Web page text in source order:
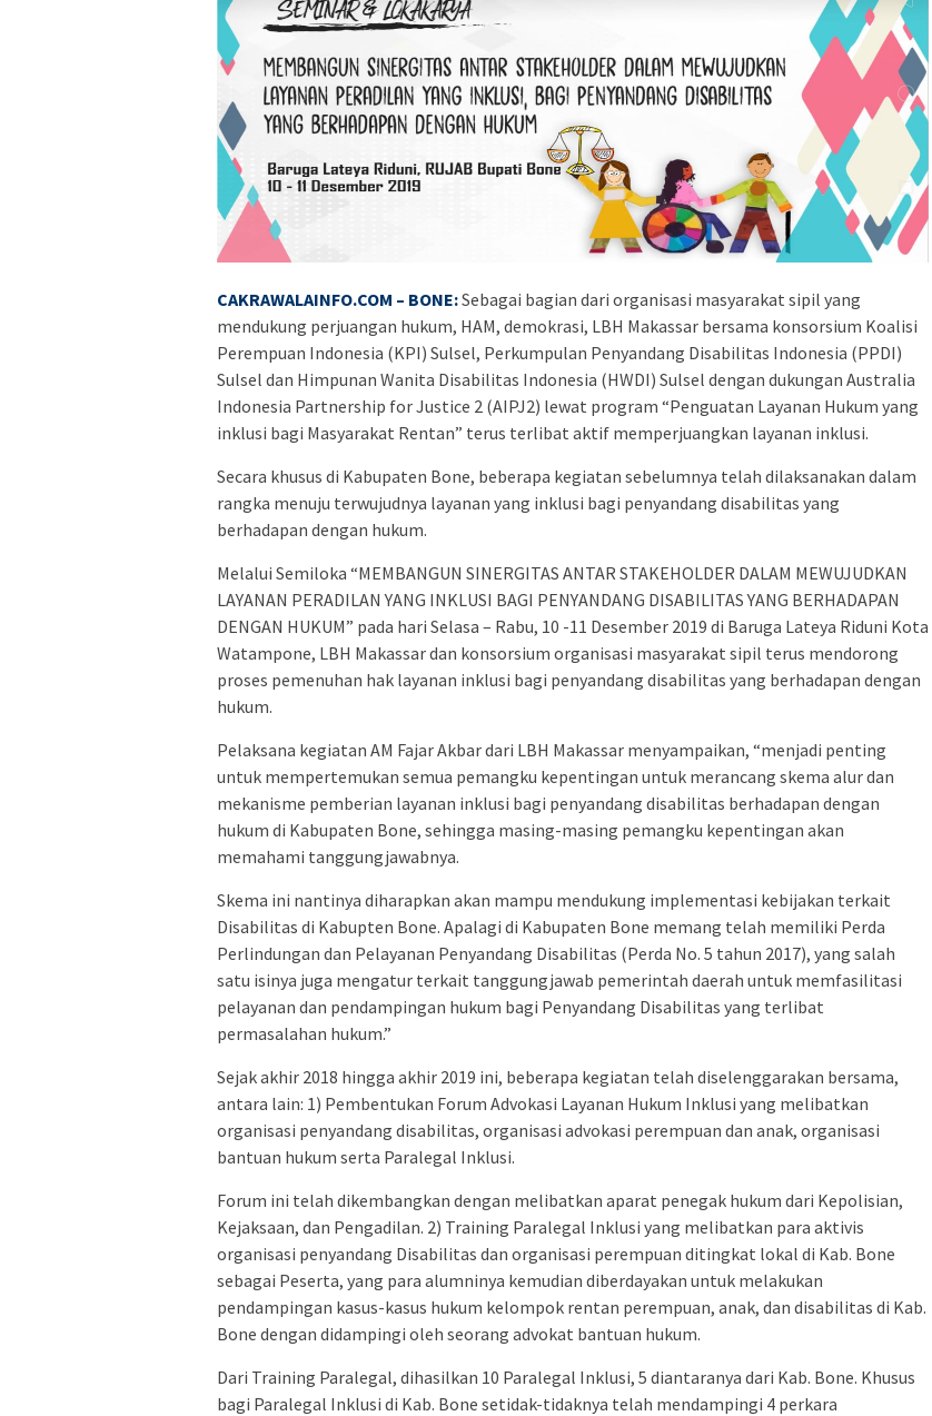
CAKRAWALAINFO.COM – BONE:Sebagai bagian dari organisasi masyarakat sipil yang
mendukung perjuangan hukum, HAM, demokrasi, LBH Makassar bersama konsorsium Koalisi
Perempuan Indonesia (KPI) Sulsel, Perkumpulan Penyandang Disabilitas Indonesia (PPDI)
Sulsel dan Himpunan Wanita Disabilitas Indonesia (HWDI) Sulsel dengan dukungan Australia
Indonesia Partnership for Justice 2 (AIPJ2) lewat program “Penguatan Layanan Hukum yang
inklusi bagi Masyarakat Rentan” terus terlibat aktif memperjuangkan layanan inklusi.
Secara khusus di Kabupaten Bone, beberapa kegiatan sebelumnya telah dilaksanakan dalam
rangka menuju terwujudnya layanan yang inklusi bagi penyandang disabilitas yang
berhadapan dengan hukum.
Melalui Semiloka “MEMBANGUN SINERGITAS ANTAR STAKEHOLDER DALAM MEWUJUDKAN
LAYANAN PERADILAN YANG INKLUSI BAGI PENYANDANG DISABILITAS YANG BERHADAPAN
DENGAN HUKUM” pada hari Selasa – Rabu, 10 -11 Desember 2019 di Baruga Lateya Riduni Kota
Watampone, LBH Makassar dan konsorsium organisasi masyarakat sipil terus mendorong
proses pemenuhan hak layanan inklusi bagi penyandang disabilitas yang berhadapan dengan
hukum.
Pelaksana kegiatan AM Fajar Akbar dari LBH Makassar menyampaikan, “menjadi penting
untuk mempertemukan semua pemangku kepentingan untuk merancang skema alur dan
mekanisme pemberian layanan inklusi bagi penyandang disabilitas berhadapan dengan
hukum di Kabupaten Bone, sehingga masing-masing pemangku kepentingan akan
memahami tanggungjawabnya.
Skema ini nantinya diharapkan akan mampu mendukung implementasi kebijakan terkait
Disabilitas di Kabupten Bone. Apalagi di Kabupaten Bone memang telah memiliki Perda
Perlindungan dan Pelayanan Penyandang Disabilitas (Perda No. 5 tahun 2017), yang salah
satu isinya juga mengatur terkait tanggungjawab pemerintah daerah untuk memfasilitasi
pelayanan dan pendampingan hukum bagi Penyandang Disabilitas yang terlibat
permasalahan hukum.”
Sejak akhir 2018 hingga akhir 2019 ini, beberapa kegiatan telah diselenggarakan bersama,
antara lain: 1) Pembentukan Forum Advokasi Layanan Hukum Inklusi yang melibatkan
organisasi penyandang disabilitas, organisasi advokasi perempuan dan anak, organisasi
bantuan hukum serta Paralegal Inklusi.
Forum ini telah dikembangkan dengan melibatkan aparat penegak hukum dari Kepolisian,
Kejaksaan, dan Pengadilan. 2) Training Paralegal Inklusi yang melibatkan para aktivis
organisasi penyandang Disabilitas dan organisasi perempuan ditingkat lokal di Kab. Bone
sebagai Peserta, yang para alumninya kemudian diberdayakan untuk melakukan
pendampingan kasus-kasus hukum kelompok rentan perempuan, anak, dan disabilitas di Kab.
Bone dengan didampingi oleh seorang advokat bantuan hukum.
Dari Training Paralegal, dihasilkan 10 Paralegal Inklusi, 5 diantaranya dari Kab. Bone. Khusus
bagi Paralegal Inklusi di Kab. Bone setidak-tidaknya telah mendampingi 4 perkara